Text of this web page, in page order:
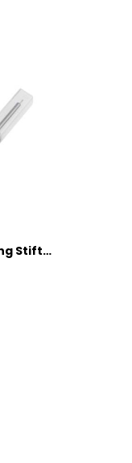
Bequemes Wachsforming Stiftfaden Brenner Wachsformwerkzeug Für Künstlerische Erstellung Und Reparaturen Einfach Zu Verwenden Kreatives Handwerkstool Geeignet